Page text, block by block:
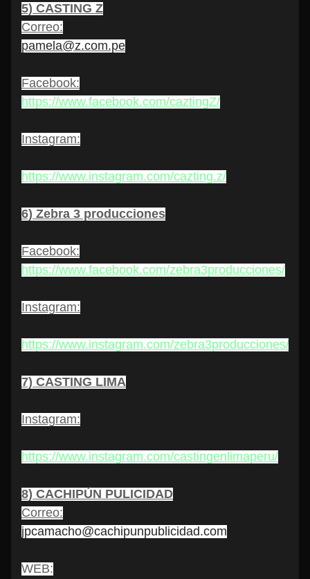
5) CASTING Z
Correo:
pamela@z.com.pe
Facebook:
https://www.facebook.com/caztingZ/
Instagram:
https://www.instagram.com/cazting.z/
6) Zebra 3 producciones
Facebook:
https://www.facebook.com/zebra3producciones/
Instagram:
https://www.instagram.com/zebra3producciones/
7) CASTING LIMA
Instagram:
https://www.instagram.com/castingenlimaperu/
8) CACHIPÚN PULICIDAD
Correo:
jpcamacho@cachipunpublicidad.com
WEB: